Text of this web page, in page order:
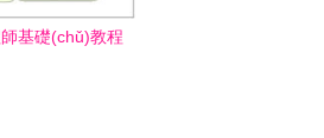
基礎(chǔ)教程